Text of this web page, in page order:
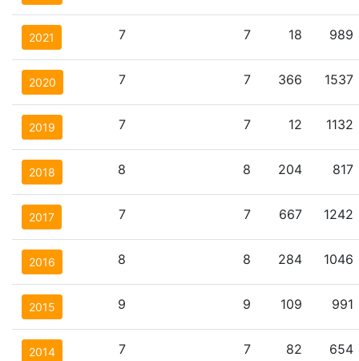
2021 7 7 18 989
2020 7 7 366 1537
2019 7 7 12 1132
2018 8 8 204 817
2017 7 7 667 1242
2016 8 8 284 1046
2015 9 9 109 991
2014 7 7 82 654